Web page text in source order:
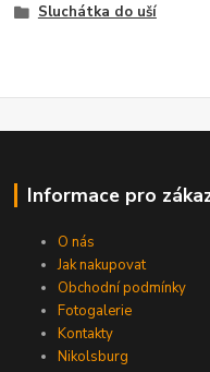
Sluchátka do uší
Informace pro
O nás
Jak nakupovat
Obchodní podmínky
Fotogalerie
Kontakty
Nikolsburg